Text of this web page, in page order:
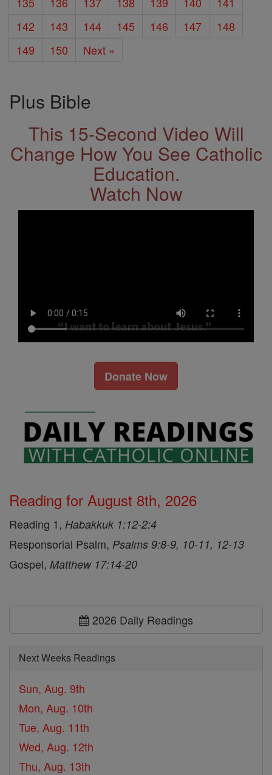
142
143 144 145 146 147
148
149
150 Next »
Plus Bible
This 15-Second Video Will
Change How You See Catholic
Education.
Watch Now
Donate Now
Reading for August 8th, 2026
Reading 1, Habakkuk 1:12-2:4
Responsorial Psalm, Psalms 9:8-9, 10-11, 12-13
Gospel, Matthew 17:14-20
2026 Daily Readings
Next Weeks Readings
Sun, Aug. 9th
Mon, Aug. 10th
Tue, Aug. 11th
Wed, Aug. 12th
Thu, Aug. 13th